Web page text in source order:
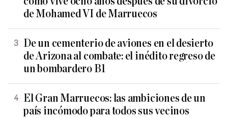
de Mohamed VI de Marruecos
De un cementerio de aviones en el desierto
de Arizona al combate: el inédito regreso de
un bombardero B1
El Gran Marruecos: las ambiciones de un
país incómodo para todos sus vecinos